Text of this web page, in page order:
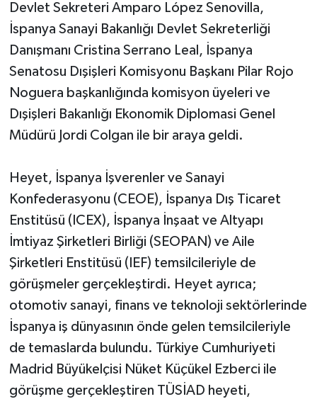
Devlet Sekreteri Amparo López Senovilla,
İspanya Sanayi Bakanlığı Devlet Sekreterliği
Danışmanı Cristina Serrano Leal, İspanya
Senatosu Dışişleri Komisyonu Başkanı Pilar Rojo
Noguera başkanlığında komisyon üyeleri ve
Dışişleri Bakanlığı Ekonomik Diplomasi Genel
Müdürü Jordi Colgan ile bir araya geldi.
Heyet, İspanya İşverenler ve Sanayi
Konfederasyonu (CEOE), İspanya Dış Ticaret
Enstitüsü (ICEX), İspanya İnşaat ve Altyapı
İmtiyaz Şirketleri Birliği (SEOPAN) ve Aile
Şirketleri Enstitüsü (IEF) temsilcileriyle de
görüşmeler gerçekleştirdi. Heyet ayrıca;
otomotiv sanayi, finans ve teknoloji sektörlerinde
İspanya iş dünyasının önde gelen temsilcileriyle
de temaslarda bulundu. Türkiye Cumhuriyeti
Madrid Büyükelçisi Nüket Küçükel Ezberci ile
görüşme gerçekleştiren TÜSİAD heyeti,